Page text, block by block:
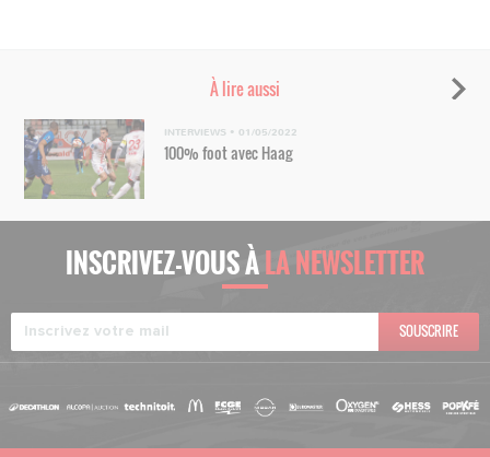
À lire aussi
INTERVIEWS • 01/05/2022
100% foot avec Haag
INSCRIVEZ-VOUS ÀLA NEWSLETTER
SOUSCRIRE